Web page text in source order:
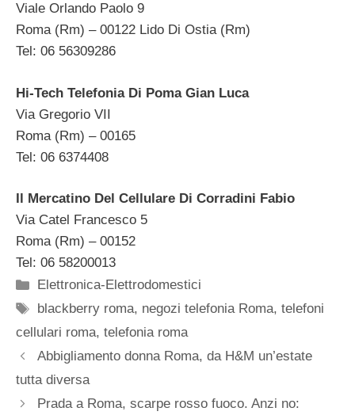
Viale Orlando Paolo 9
Roma (Rm) – 00122 Lido Di Ostia (Rm)
Tel: 06 56309286
Hi-Tech Telefonia Di Poma Gian Luca
Via Gregorio VII
Roma (Rm) – 00165
Tel: 06 6374408
Il Mercatino Del Cellulare Di Corradini Fabio
Via Catel Francesco 5
Roma (Rm) – 00152
Tel: 06 58200013
Categorie
Elettronica-Elettrodomestici
Tag
blackberry roma, negozi telefonia Roma,telefoni
cellulari roma, telefonia roma
Abbigliamento donna Roma, da H&M un’estate
tutta diversa
Prada a Roma, scarpe rosso fuoco. Anzi no: